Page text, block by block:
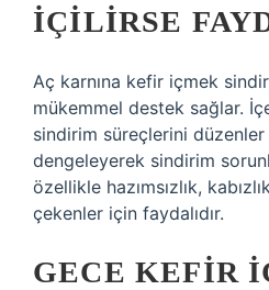
IÇILIRSE
Aç karnına kefir içmek
mükemmel destek sağlar.
sindirim süreçlerini
dengeleyerek sindirim
özellikle hazımsızlık,
çekenler için faydalıdır.
GECE KEFIR